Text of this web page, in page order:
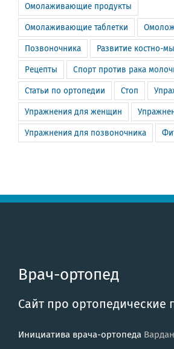
Омолаживающие продукты
Омолаживающие таблетки
Позвоночника Развитие костно-
Рецепты Спорт против рака
Статьи по ортопедии Стоп
Упражнения для женщин
Упражнения для позвоночника
Врач-ортопед
Сайт про ортопедические
Инициатива врача-ортопеда